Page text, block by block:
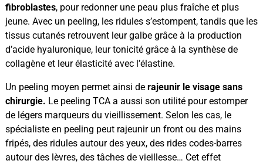
fibroblastes, pour redonner une peau plus fraîche et plus
jeune. Avec un peeling, les ridules s’estompent, tandis que les
tissus cutanés retrouvent leur galbe grâce à la production
d’acide hyaluronique, leur tonicité grâce à la synthèse de
collagène et leur élasticité avec l’élastine.
Un peeling moyen permet ainsi de rajeunir le visage sans
chirurgie. Le peeling TCA a aussi son utilité pour estomper
de légers marqueurs du vieillissement. Selon les cas, le
spécialiste en peeling peut rajeunir un front ou des mains
fripés, des ridules autour des yeux, des rides codes-barres
autour des lèvres, des tâches de vieillesse… Cet effet